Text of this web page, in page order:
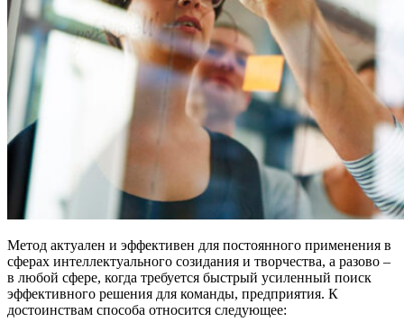
Метод актуален и эффективен для постоянного применения в
сферах интеллектуального созидания и творчества, а разово –
в любой сфере, когда требуется быстрый усиленный поиск
эффективного решения для команды, предприятия. К
достоинствам способа относится следующее: